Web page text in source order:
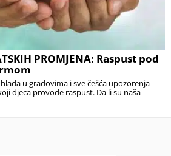
PROMJENA: Raspust pod
u gradovima i sve češća upozorenja
djeca provode raspust. Da li su naša